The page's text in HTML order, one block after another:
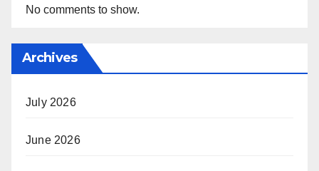
No comments to show.
Archives
July 2026
June 2026